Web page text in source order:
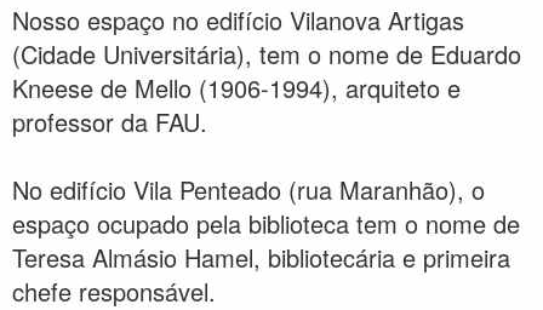
Nosso espaço no edifício Vilanova Artigas
(Cidade Universitária), tem o nome de Eduardo
Kneese de Mello (1906-1994), arquiteto e
professor da FAU.
No edifício Vila Penteado (rua Maranhão), o
espaço ocupado pela biblioteca tem o nome de
Teresa Almásio Hamel, bibliotecária e primeira
chefe responsável.